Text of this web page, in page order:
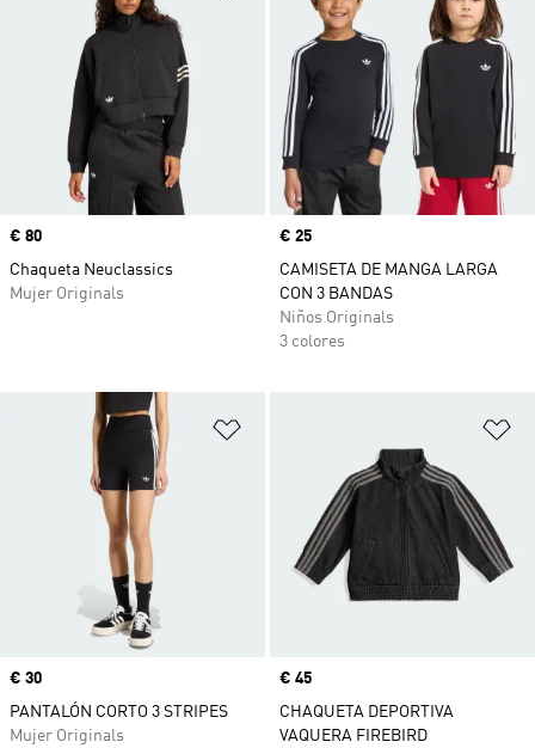
Precio
€ 80
Chaqueta Neuclassics
Mujer Originals
Precio
€ 25
CAMISETA DE MANGA LARGA
CON 3 BANDAS
Niños Originals
3 colores
Precio
€ 30
PANTALÓN CORTO 3 STRIPES
Mujer Originals
Precio
€ 45
CHAQUETA DEPORTIVA
VAQUERA FIREBIRD